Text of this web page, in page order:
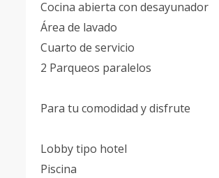
Cocina abierta con desayunador
Área de lavado
Cuarto de servicio
2 Parqueos paralelos
Para tu comodidad y disfrute
Lobby tipo hotel
Piscina